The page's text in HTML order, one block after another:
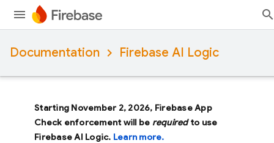
Documentation Firebase AI Logic
Starting November 2, 2026, Firebase App
Check enforcement will be requiredto use
Firebase AI Logic. Learn more.